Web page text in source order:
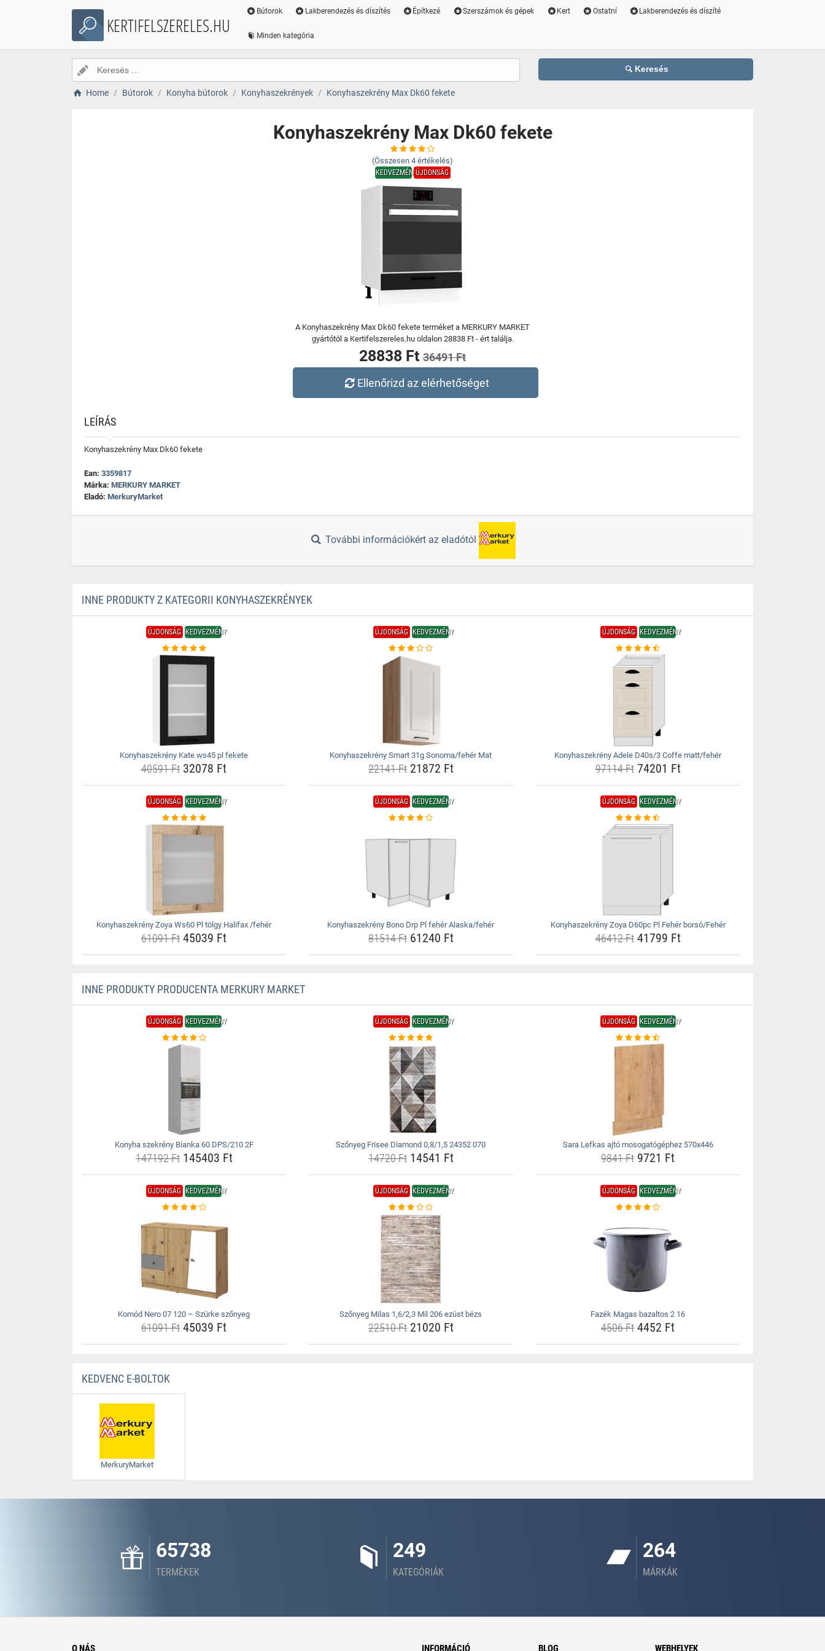
KERTIFELSZERELES.HU
Bútorok Lakberendezés és díszítés Építkezé Szerszámok és gépek Kert Ostatní Lakberendezés és díszíté
Minden kategória
Keresés
Home Bútorok Konyha bútorok Konyhaszekrények Konyhaszekrény Max Dk60 fekete
Konyhaszekrény Max Dk60 fekete
(Összesen 4 értékelés)
KEDVEZMÉNYÚJDONSÁG
A Konyhaszekrény Max Dk60 fekete terméket a MERKURY MARKET
gyártótól a Kertifelszereles.hu oldalon 28838 Ft - ért találja.
28838 Ft 36491 Ft
Ellenőrizd az elérhetőséget
LEÍRÁS
Konyhaszekrény Max Dk60 fekete
Ean: 3359817
Márka: MERKURY MARKET
Eladó: MerkuryMarket
További információkért az eladótól
INNE PRODUKTY Z KATEGORII KONYHASZEKRÉNYEK
ÚJDONSÁG KEDVEZMÉNY
Konyhaszekrény Kate ws45 pl fekete
40591 Ft32078 Ft
ÚJDONSÁG KEDVEZMÉNY
Konyhaszekrény Smart 31g Sonoma/fehér Mat
22141 Ft21872 Ft
ÚJDONSÁG KEDVEZMÉNY
Konyhaszekrény Adele D40s/3 Coffe matt/fehér
97114 Ft74201 Ft
ÚJDONSÁG KEDVEZMÉNY
Konyhaszekrény Zoya Ws60 Pl tölgy Halifax /fehér
61091 Ft45039 Ft
ÚJDONSÁG KEDVEZMÉNY
Konyhaszekrény Bono Drp Pl fehér Alaska/fehér
81514 Ft61240 Ft
ÚJDONSÁG KEDVEZMÉNY
Konyhaszekrény Zoya D60pc Pl Fehér borsó/Fehér
46412 Ft41799 Ft
INNE PRODUKTY PRODUCENTA MERKURY MARKET
ÚJDONSÁG KEDVEZMÉNY
Konyha szekrény Bianka 60 DPS/210 2F
147192 Ft145403 Ft
ÚJDONSÁG KEDVEZMÉNY
Szőnyeg Frisee Diamond 0,8/1,5 24352 070
14720 Ft14541 Ft
ÚJDONSÁG KEDVEZMÉNY
Sara Lefkas ajtó mosogatógéphez 570x446
9841 Ft 9721 Ft
ÚJDONSÁG KEDVEZMÉNY
Komód Nero 07 120 – Szürke szőnyeg
61091 Ft45039 Ft
ÚJDONSÁG KEDVEZMÉNY
Szőnyeg Milas 1,6/2,3 Mil 206 ezüst bézs
22510 Ft21020 Ft
ÚJDONSÁG KEDVEZMÉNY
Fazék Magas bazaltos 2 16
4506 Ft 4452 Ft
KEDVENC E-BOLTOK
MerkuryMarket
65738
TERMÉKEK
249
KATEGÓRIÁK
264
MÁRKÁK
O NÁS INFORMÁCIÓ BLOG WEBHELYEK